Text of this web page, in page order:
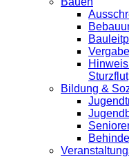
Sturzflut
Bildung &